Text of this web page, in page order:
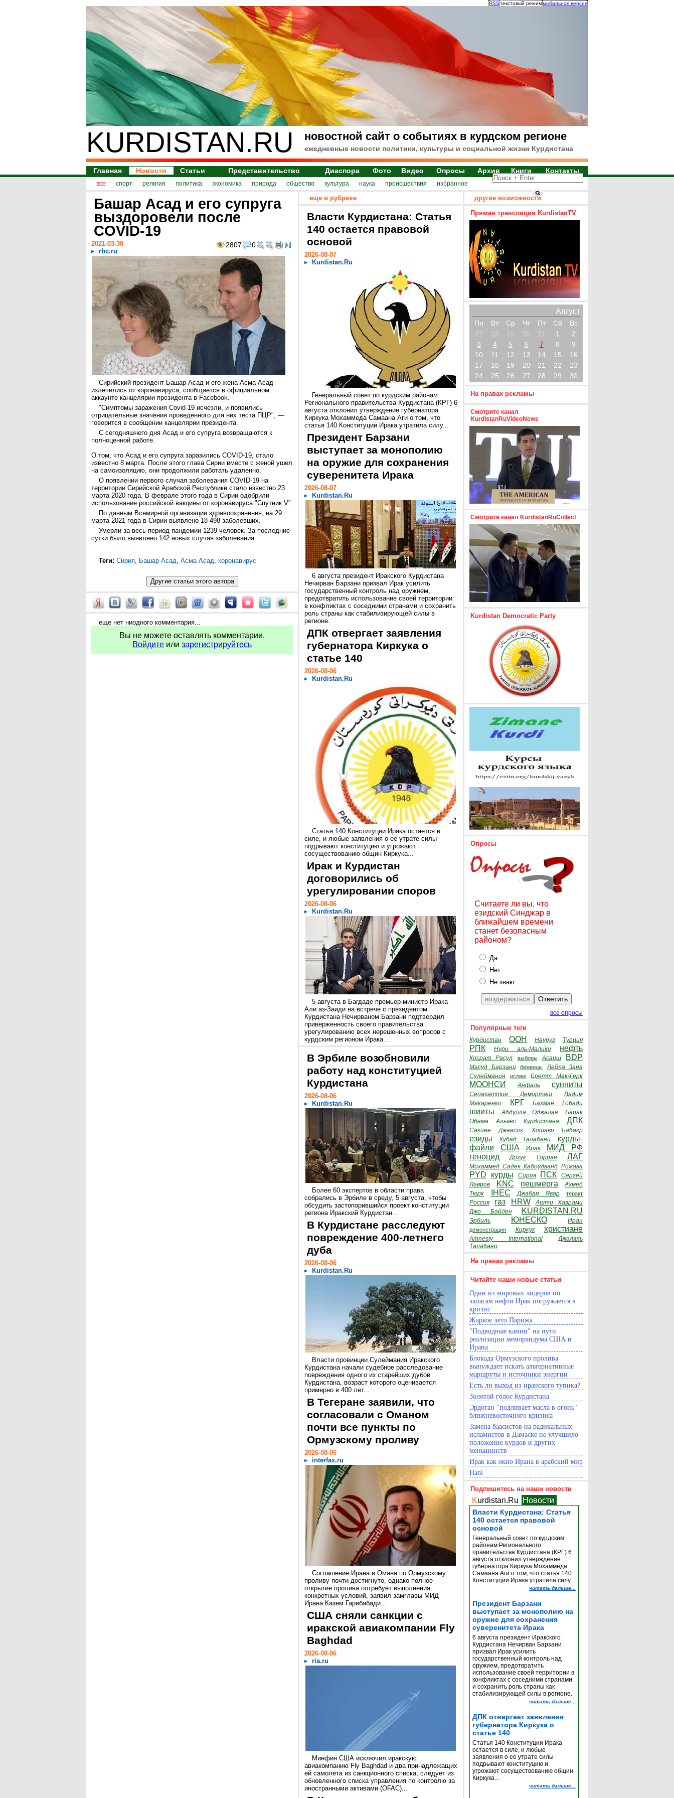
RSSтекстовый режиммобильная версия
KURDISTAN.RU новостной сайт о событиях в курдском регионе
ежедневные новости политики, культуры и социальной жизни Курдистана
Главная Новости Статьи Представительство Диаспора Фото Видео Опросы Архив Книги Контакты
все спорт религия политика экономика природа общество культура наука происшествия избранное
Башар Асад и его супруга
выздоровели после
COVID-19
2807 0
2021-03-30
rbc.ru
Сирийский президент Башар Асад и его жена Асма Асад
излечились от коронавируса, сообщается в официальном
аккаунте канцелярии президента в Facebook.
"Симптомы заражения Covid-19 исчезли, и появились
отрицательные значения проведенного для них теста ПЦР", —
говорится в сообщении канцелярии президента.
С сегодняшнего дня Асад и его супруга возвращаются к
полноценной работе.
О том, что Асад и его супруга заразились COVID-19, стало
известно 8 марта. После этого глава Сирии вместе с женой ушел
на самоизоляцию, они продолжили работать удаленно.
О появлении первого случая заболевания СOVID-19 на
территории Сирийской Арабской Республики стало известно 23
марта 2020 года. В феврале этого года в Сирии одобрили
использование российской вакцины от коронавируса "Спутник V".
По данным Всемирной организации здравоохранения, на 29
марта 2021 года в Сирии выявлено 18 498 заболевших.
Умерли за весь период пандемии 1239 человек. За последние
сутки было выявлено 142 новых случая заболевания.
Теги: Сирия, Башар Асад, Асма Асад, коронавирус
еще нет ниодного комментария...
Вы не можете оставлять комментарии.
Войдите или зарегистрируйтесь
еще в рубрике
Власти Курдистана: Статья
140 остается правовой
основой
2026-08-07
Kurdistan.Ru
Генеральный совет по курдским районам
Регионального правительства Курдистана (КРГ) 6
августа отклонил утверждение губернатора
Киркука Мохаммеда Самаана Аги о том, что
статья 140 Конституции Ирака утратила силу...
Президент Барзани
выступает за монополию
на оружие для сохранения
суверенитета Ирака
2026-08-07
Kurdistan.Ru
6 августа президент Иракского Курдистана
Нечирван Барзани призвал Ирак усилить
государственный контроль над оружием,
предотвратить использование своей территории
в конфликтах с соседними странами и сохранить
роль страны как стабилизирующей силы в
регионе.
ДПК отвергает заявления
губернатора Киркука о
статье 140
2026-08-06
Kurdistan.Ru
Статья 140 Конституции Ирака остается в
силе, и любые заявления о ее утрате силы
подрывают конституцию и угрожают
сосуществованию общин Киркука...
Ирак и Курдистан
договорились об
урегулировании споров
2026-08-06
Kurdistan.Ru
5 августа в Багдаде премьер-министр Ирака
Али аз-Заиди на встрече с президентом
Курдистана Нечирваном Барзани подтвердил
приверженность своего правительства
урегулированию всех нерешенных вопросов с
курдским регионом Ирака...
В Эрбиле возобновили
работу над конституцией
Курдистана
2026-08-06
Kurdistan.Ru
Более 60 экспертов в области права
собрались в Эрбиле в среду, 5 августа, чтобы
обсудить застопорившийся проект конституции
региона Иракский Курдистан...
В Курдистане расследуют
повреждение 400-летнего
дуба
2026-08-06
Kurdistan.Ru
Власти провинции Сулеймания Иракского
Курдистана начали судебное расследование
повреждения одного из старейших дубов
Курдистана, возраст которого оценивается
примерно в 400 лет...
В Тегеране заявили, что
согласовали с Оманом
почти все пункты по
Ормузскому проливу
2026-08-06
interfax.ru
Соглашение Ирана и Омана по Ормузскому
проливу почти достигнуто, однако полное
открытие пролива потребует выполнения
конкретных условий, заявил замглавы МИД
Ирана Казем Гарибабади...
США сняли санкции с
иракской авиакомпании Fly
Baghdad
2026-08-06
ria.ru
Минфин США исключил иракскую
авиакомпанию Fly Baghdad и два принадлежащих
ей самолета из санкционного списка, следует из
обновленного списка управления по контролю за
иностранными активами (OFAC)...
другие возможности
Прямая трансляция KurdistanTV
Август
Пн Вт Ср Чт Пт Сб
Вс
27
28 29 30 31 1
2
3
4 5 6 7 8
9
10
11 12 13 14 15
16
17
18 19 20 21 22
23
24
25 26 27 28 29 30
На правах рекламы
Смотрите канал
KurdistanRuVideoNews
Смотрите канал KurdistanRuCollect
Kurdistan Democratic Party
Опросы
Считаете ли вы, что
езидский Синджар в
ближайшем времени
станет безопасным
районом?
Да
Нет
Не знаю
все опросы
Популярные теги
Курдистан ООН Науруз Турция
РПК Нури аль-Малики нефть
Косрат Расул выборы Асаиш BDP
Масуд Барзани беженцы
Лейла Зана
Сулеймания
ислам Бретт Мак-Герк
МООНСИ Анфаль сунниты
Селахаттин Демирташ
Вадим
Макаренко
КРГ Бахман Гобади
шииты Абдулла Оджалан
Барак
Обама
Альянс Курдистана ДПК
Сакине Джансиз Хошави Бабакр
езиды Кубад Талабани
курды-
файли
США Ирак
МИД РФ
геноцид
Дохук Горран ЛАГ
Мохаммед Садек Кабоудванд Рожава
PYD курды Сирия ПСК
Сергей
Лавров
KNC пешмерга
Ахмед
Тюрк
IHEC Джабар Явар теракт
Россия газ HRW
Ашти Хаврами
Джо Байден
KURDISTAN.RU
Эрбиль ЮНЕСКО Иран
демонстрация Киркук христиане
Amnesty International
Джаляль
Талабани
На правах рекламы
Читайте наши новые статьи
Один из мировых лидеров по
запасам нефти Ирак погружается в
кризис
Жаркое лето Парижа
"Подводные камни" на пути
реализации меморандума США и
Ирана
Блокада Ормузского пролива
вынуждает искать альтернативные
маршруты и источники энергии
Есть ли выход из иранского тупика?
Золотой голос Курдистана
Эрдоган "подливает масла в огонь"
ближневосточного кризиса
Замена баасистов на радикальных
исламистов в Дамаске не улучшило
положение курдов и других
меньшинств
Ирак как окно Ирана в арабский мир
Hani
Подпишитесь на наши новости
Kurdistan.Ru Новости
Власти Курдистана: Статья
140 остается правовой
основой
Генеральный совет по курдским
районам Регионального
правительства Курдистана (КРГ) 6
августа отклонил утверждение
губернатора Киркука Мохаммеда
Самаана Аги о том, что статья 140
Конституции Ирака утратила силу...
читать дальше...
Президент Барзани
выступает за монополию на
оружие для сохранения
суверенитета Ирака
6 августа президент Иракского
Курдистана Нечирван Барзани
призвал Ирак усилить
государственный контроль над
оружием, предотвратить
использование своей территории в
конфликтах с соседними странами
и сохранить роль страны как
стабилизирующей силы в регионе.
читать дальше...
ДПК отвергает заявления
губернатора Киркука о
статье 140
Статья 140 Конституции Ирака
остается в силе, и любые
заявления о ее утрате силы
подрывают конституцию и
угрожают сосуществованию общин
Киркука...
читать дальше...